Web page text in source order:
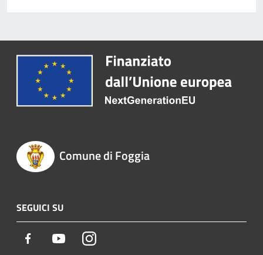
Comune di Foggia
SEGUICI SU
Facebook YoutubeInstagram